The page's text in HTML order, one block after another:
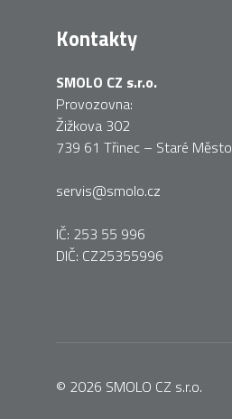
Kontakty
SMOLO CZ s.r.o.
Provozovna:
Žižkova 302
739 61 Třinec – Staré Město
servis@smolo.cz
IČ: 253 55 996
DIČ: CZ25355996
© 2026 SMOLO CZ s.r.o.